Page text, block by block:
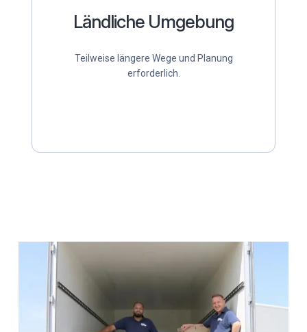
Ländliche Umgebung
Teilweise längere Wege und Planung
erforderlich.